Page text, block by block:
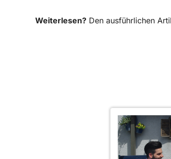
Weiterlesen? Den ausführlichen